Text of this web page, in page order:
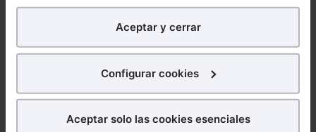
analíticospara tratar demejorar tu experienciaen
nuestra página web. También con fines publicitarios,
para poder mostrarte publicidad y contenidos de tu
¿Qué puedes hacer?
Aceptar y cerrar
Configurar cookies
Aceptar solo las cookies esenciales
que puedes
consultar en
cualquier momento
marginal del
Memento ha sido
modificado. . Un